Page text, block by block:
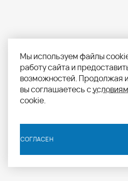
Мы используем файлы
работу сайта и
возможностей. Продолжая
вы соглашаетесь с
cookie.
СОГЛАСЕН